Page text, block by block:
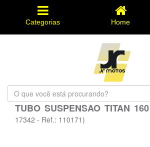
Categorias Home
O
que
você
está
TUBO SUSPENSAO TITAN
17342 - Ref.: 110171)